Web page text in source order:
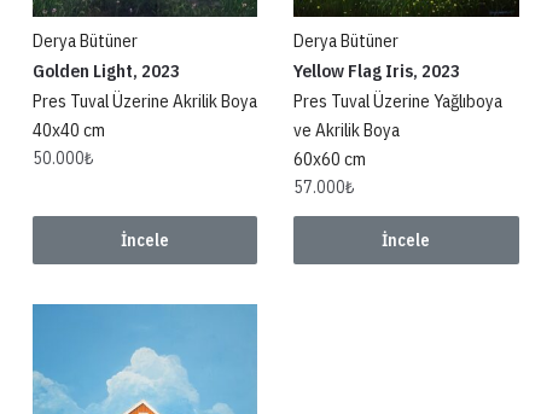
Derya Bütüner
Golden Light, 2023
Pres Tuval Üzerine Akrilik Boya
40x40 cm
50.000₺
İncele
Derya Bütüner
Yellow Flag Iris, 2023
Pres Tuval Üzerine Yağlıboya
ve Akrilik Boya
60x60 cm
57.000₺
İncele